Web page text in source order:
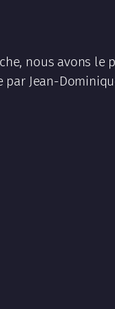
nous avons
Jean-